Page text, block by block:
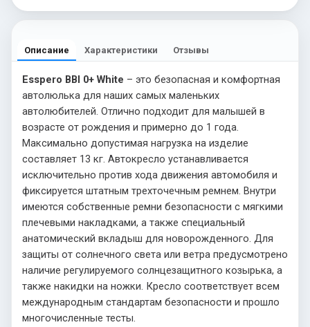
Описание Характеристики Отзывы
Esspero BBl 0+ White – это безопасная и комфортная
автолюлька для наших самых маленьких
автолюбителей. Отлично подходит для малышей в
возрасте от рождения и примерно до 1 года.
Максимально допустимая нагрузка на изделие
составляет 13 кг. Автокресло устанавливается
исключительно против хода движения автомобиля и
фиксируется штатным трехточечным ремнем. Внутри
имеются собственные ремни безопасности с мягкими
плечевыми накладками, а также специальный
анатомический вкладыш для новорожденного. Для
защиты от солнечного света или ветра предусмотрено
наличие регулируемого солнцезащитного козырька, а
также накидки на ножки. Кресло соответствует всем
международным стандартам безопасности и прошло
многочисленные тесты.